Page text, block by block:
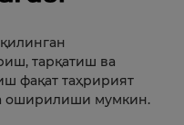
тарқатиш ва
фақат таҳририят
оширилиши мумкин.